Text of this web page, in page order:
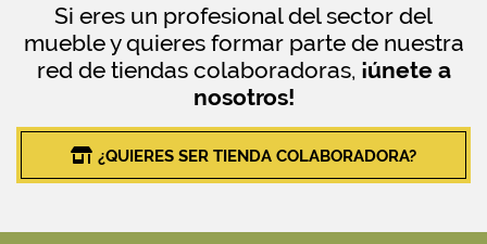
Si eres un profesional del sector del
mueble y quieres formar parte de nuestra
red de tiendas colaboradoras, ¡únete a
nosotros!
¿QUIERES SER TIENDA COLABORADORA?